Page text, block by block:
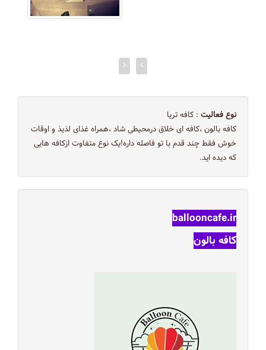
نوع فعالیت : کافه تریا
کافه بالون ،کافه ای خلاق درمحیطی شاد ،همراه غذای لذیذ و اوقات
خوش فقط چند قدم با تو فاصله داره!یک نوع متفاوت ازکافه هایی
که دیده اید.
ballooncafe.ir
کافه بالون